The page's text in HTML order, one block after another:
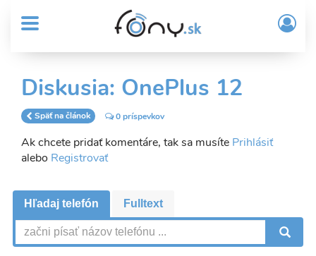
obsah
MENU
Sub
Header
menu
User
account
menu
/
Diskusia: OnePlus 12
Späť na článok 0 príspevkov
Ak chcete pridať komentáre, tak sa musíte Prihlásiť
alebo Registrovať
Hľadaj telefón Fulltext